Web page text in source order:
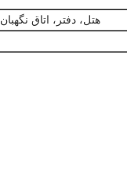
هتل، دفتر، اتاق